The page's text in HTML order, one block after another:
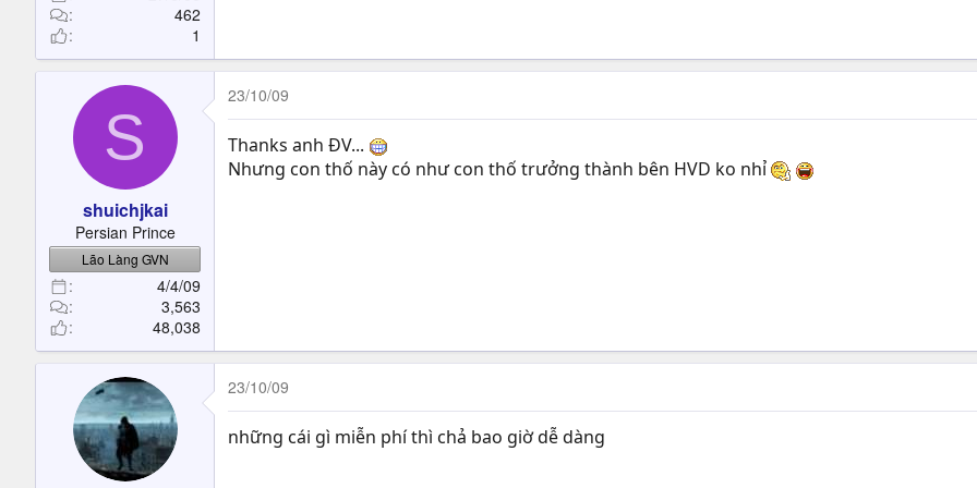
462
1
S
shuichjkai
Persian Prince
Lão Làng GVN
4/4/09
3,563
48,038
23/10/09
Thanks anh ĐV...
Nhưng con thố này có như con thố trưởng thành bên HVD ko nhỉ
23/10/09
những cái gì miễn phí thì chả bao giờ dễ dàng